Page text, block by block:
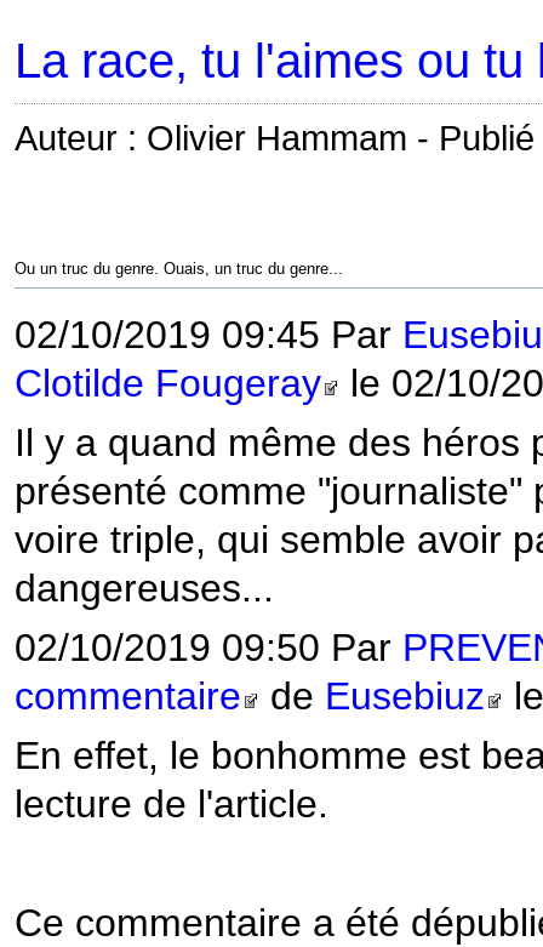
La race, tu l'aimes ou tu
Auteur : Olivier Hammam -
Ou un truc du genre. Ouais, un truc du genre...
02/10/2019 09:45 Par
Clotilde Fougeray
le 02/10/
Il y a quand même des héros
présenté comme
voire triple, qui semble avoir
dangereuses...
02/10/2019 09:50 Par
commentaire
de Eusebiuz
En effet, le bonhomme est
lecture de l'article.
Ce commentaire a été